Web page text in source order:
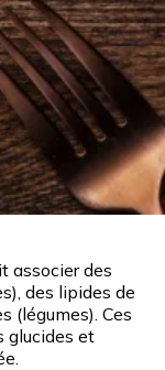
associer des
des lipides de
(légumes). Ces
glucides et